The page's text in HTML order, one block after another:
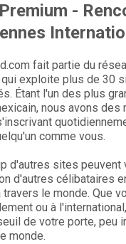
-
fait partie du
exploite plus de 30
Étant l'un des plus
nous avons
comme vous.
d'autres sites peuvent
d'autres célibataires
le monde. Que
ou à
de votre porte, peu
monde.